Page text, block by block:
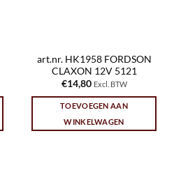
art.nr. HK1958 FORDSON
CLAXON 12V 5121
€14,80 Excl. BTW
TOEVOEGEN AAN
WINKELWAGEN